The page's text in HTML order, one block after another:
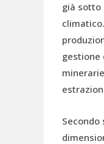
già sotto
gestione